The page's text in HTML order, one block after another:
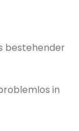
bestehender
in